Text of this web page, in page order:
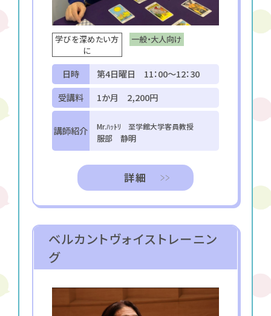
学びを深めたい方
に
一般・大人向け
日時
第4日曜日 11：00～12：30
受講料
1か月 2,200円
講師紹介 Mr.ﾊｯﾄﾘ 至学館大学客員教授
服部 静明
詳細
ベルカントヴォイストレーニン
グ